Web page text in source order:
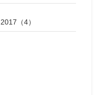
2017（4）